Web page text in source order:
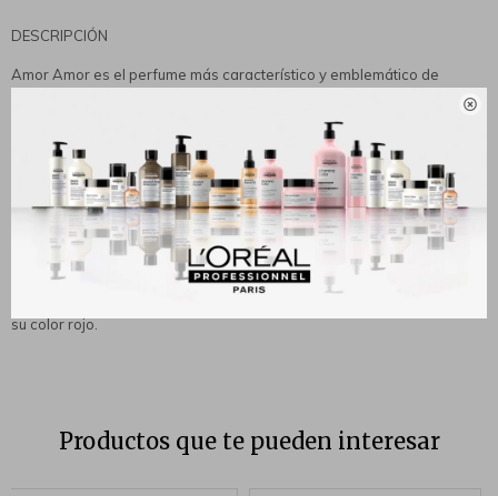

DESCRIPCIÓN
Amor Amor es el perfume más característico y emblemático de
Cacharel, una fragancia que representa el amor más puro y sincero
entre dos personas que atraviesan las diferentes etapas del amor,
ideal para mujeres enamoradas, románticas, mujeres enamoradas
llenas de pasión, mujeres sensibles y emblemáticas. Sus notas de
salida son grosellas y notas de frutas de pomelo rosa combinadas
con notas cítricas, sus notas de corazón jazmín, rosas y flor de melati
que dan paso a notas de fondo de vainilla y notas dulces y cálidas de
cedro. Su envase representa el amor más intenso y apasionado por
su color rojo.
Productos que te pueden interesar